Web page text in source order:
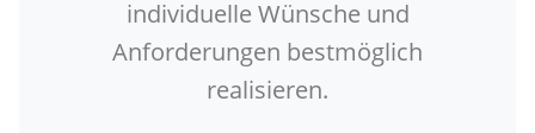
individuelle Wünsche und
Anforderungen bestmöglich
realisieren.